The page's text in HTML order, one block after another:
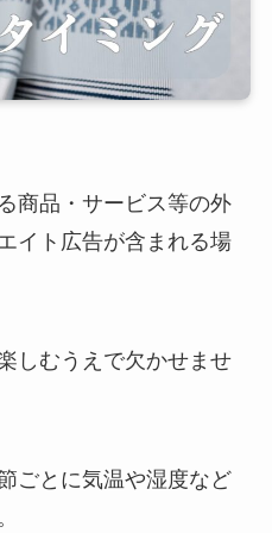
商品・サービス等の外
イト広告が含まれる場
しむうえで欠かせませ
ごとに気温や湿度など